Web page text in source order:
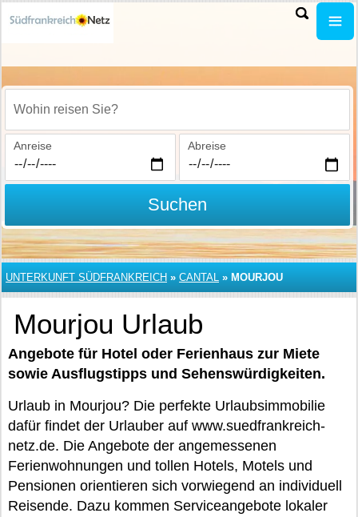
Wohin reisen Sie?
Anreise Abreise
Suchen
UNTERKUNFT SÜDFRANKREICH » CANTAL » MOURJOU
Mourjou Urlaub
Angebote für Hotel oder Ferienhaus zur Miete
sowie Ausflugstipps und Sehenswürdigkeiten.
Urlaub in Mourjou? Die perfekte Urlaubsimmobilie
dafür findet der Urlauber auf www.suedfrankreich-
netz.de. Die Angebote der angemessenen
Ferienwohnungen und tollen Hotels, Motels und
Pensionen orientieren sich vorwiegend an individuell
Reisende. Dazu kommen Serviceangebote lokaler